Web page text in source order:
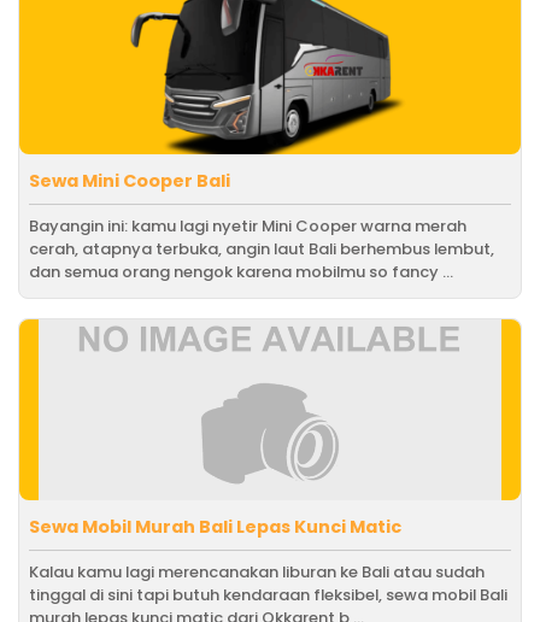
Sewa Mini Cooper Bali
Bayangin ini: kamu lagi nyetir Mini Cooper warna merah
cerah, atapnya terbuka, angin laut Bali berhembus lembut,
dan semua orang nengok karena mobilmu so fancy ...
Sewa Mobil Murah Bali Lepas Kunci Matic
Kalau kamu lagi merencanakan liburan ke Bali atau sudah
tinggal di sini tapi butuh kendaraan fleksibel, sewa mobil Bali